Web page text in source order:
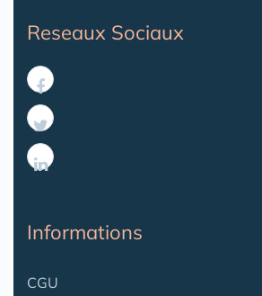
Reseaux Sociaux
Informations
CGU